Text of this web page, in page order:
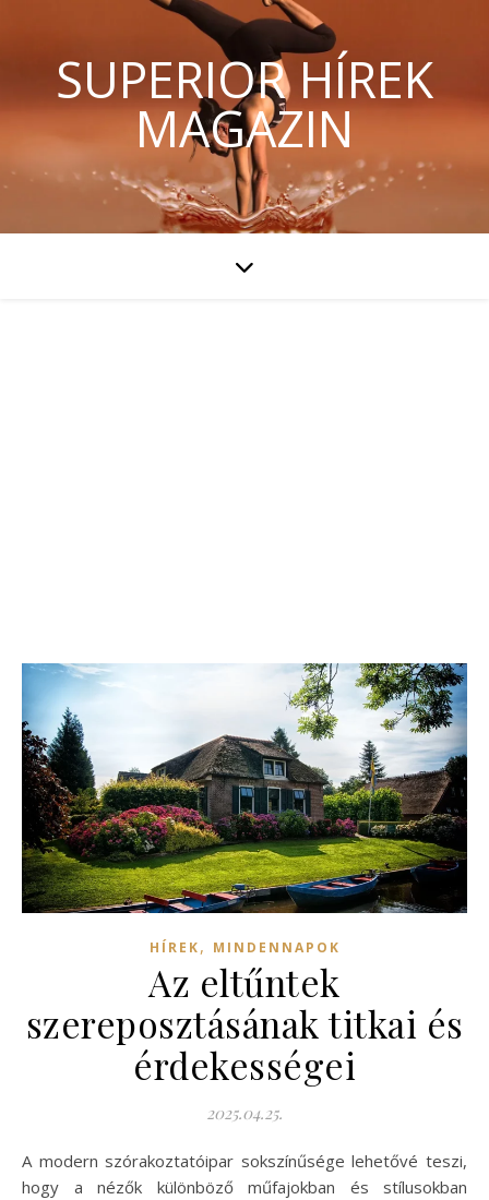
SUPERIOR HÍREK
MAGAZIN
HÍREK, MINDENNAPOK
Az eltűntek
szereposztásának titkai és
érdekességei
2025.04.25.
A modern szórakoztatóipar sokszínűsége lehetővé teszi,
hogy a nézők különböző műfajokban és stílusokban